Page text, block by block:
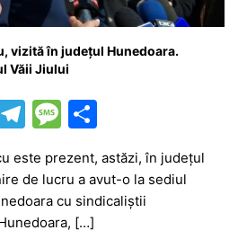
vizită în județul Hunedoara.
Văii Jiului
T
e
gr
a
M
s
s
a
ta
je
este prezent, astăzi, în județul
de lucru a avut-o la sediul
cu sindicaliștii
[…]